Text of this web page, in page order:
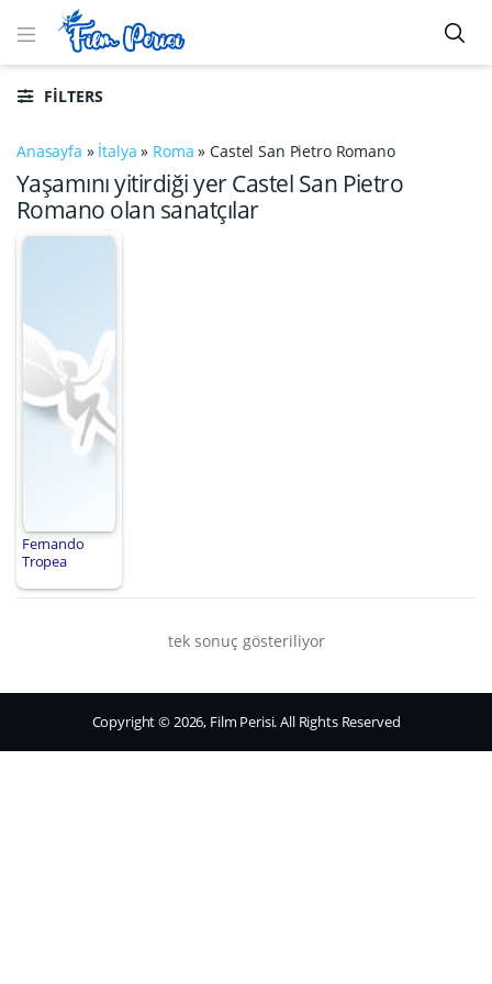
FILTERS
Anasayfa » İtalya » Roma »Castel San Pietro Romano
Yaşamını yitirdiği yer Castel San Pietro
Romano olan sanatçılar
Fernando
Tropea
tek sonuç gösteriliyor
Copyright © 2026, Film Perisi. All Rights Reserved